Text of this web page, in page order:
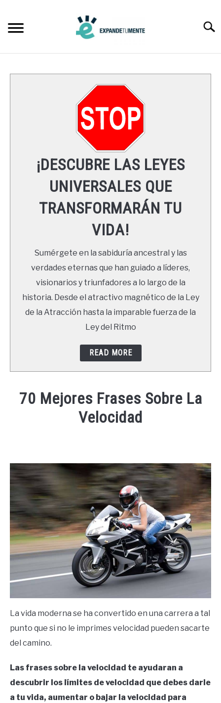
content
LEYES UNIVERSALES
RECURSOS
NEWSLETTER
¡DESCUBRE LAS LEYES
UNIVERSALES QUE
TRANSFORMARÁN TU
VIDA!
Sumérgete en la sabiduría ancestral y las
verdades eternas que han guiado a líderes,
visionarios y triunfadores a lo largo de la
historia. Desde el atractivo magnético de la Ley
de la Atracción hasta la imparable fuerza de la
Ley del Ritmo
READ MORE
70 Mejores Frases Sobre La
Velocidad
in
Frases
La vida moderna se ha convertido en una carrera a tal
punto que si no le imprimes velocidad pueden sacarte
del camino.
Las frases sobre la velocidad te ayudaran a
descubrir los límites de velocidad que debes darle
a tu vida, aumentar o bajar la velocidad para